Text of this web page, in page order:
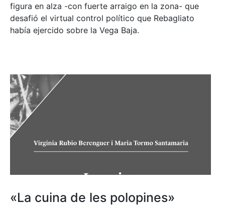
figura en alza -con fuerte arraigo en la zona- que
desafió el virtual control político que Rebagliato
había ejercido sobre la Vega Baja.
«La cuina de les polopines»